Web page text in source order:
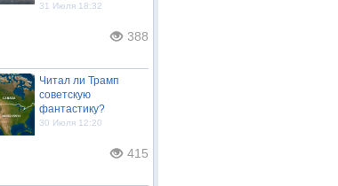
31 Июля 18:32
388
Читал ли Трамп
советскую
фантастику?
30 Июля 12:20
415